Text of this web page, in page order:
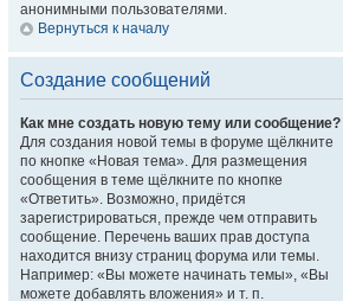
анонимными пользователями.
Вернуться к началу
Создание сообщений
Как мне создать новую тему или сообщение?
Для создания новой темы в форуме щёлкните
по кнопке «Новая тема». Для размещения
сообщения в теме щёлкните по кнопке
«Ответить». Возможно, придётся
зарегистрироваться, прежде чем отправить
сообщение. Перечень ваших прав доступа
находится внизу страниц форума или темы.
Например: «Вы можете начинать темы», «Вы
можете добавлять вложения» и т. п.